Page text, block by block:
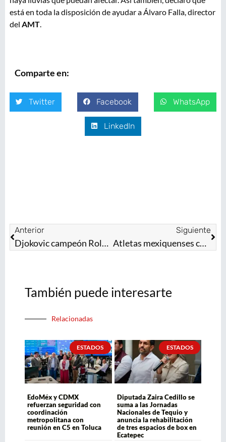
está en toda la disposición de ayudar a Álvaro Falla, director
del AMT.
Comparte en:
Twitter Facebook WhatsApp
LinkedIn
Anterior
Djokovic campeón Roland Garros 2021 y llega a 19 títulos Grand Slam
Siguiente
Atletas mexiquenses conquistan 267 preseas en Juegos Nacionales CONADE 2024
También puede interesarte
Relacionadas
ESTADOS
EdoMéx y CDMX
refuerzan seguridad con
coordinación
metropolitana con
reunión en C5 en Toluca
ESTADOS
Diputada Zaira Cedillo se
suma a las Jornadas
Nacionales de Tequio y
anuncia la rehabilitación
de tres espacios de box en
Ecatepec